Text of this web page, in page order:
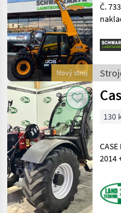
Nový stroj
Č. 73318
0
JCB
130
2014